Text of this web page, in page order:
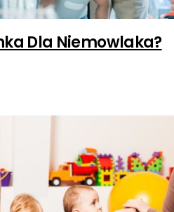
Dla Niemowlaka?